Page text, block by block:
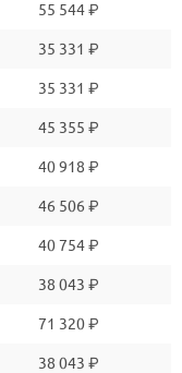
55 544 ₽
35 331 ₽
35 331 ₽
45 355 ₽
40 918 ₽
46 506 ₽
40 754 ₽
38 043 ₽
71 320 ₽
38 043 ₽